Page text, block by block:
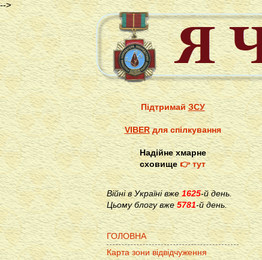
-->
ПідтримайЗСУ
VIBERдля спілкування
Надійне хмарне
сховище👉 тут
Війні в Україні вже1625-й день.
Цьому блогу вже 5781-й день.
ГОЛОВНА
Карта зони відвідчуження